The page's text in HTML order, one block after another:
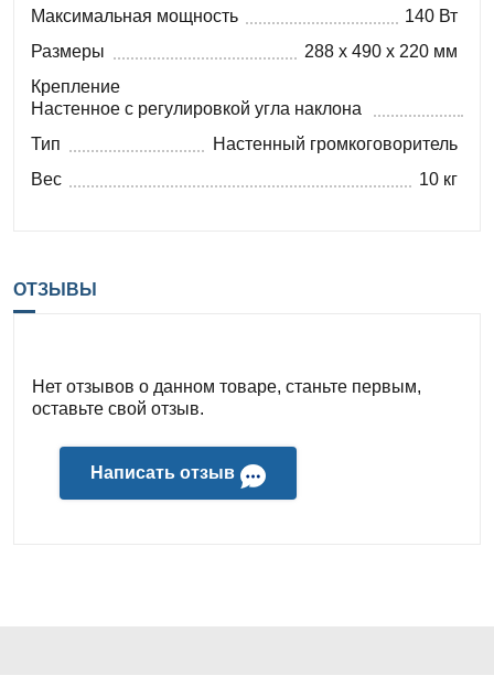
Максимальная мощность
140 Вт
Размеры
288 x 490 x 220 мм
Крепление
Настенное с регулировкой угла наклона
Тип
Настенный громкоговоритель
Вес
10 кг
ОТЗЫВЫ
Нет отзывов о данном товаре, станьте первым,
оставьте свой отзыв.
Написать отзыв